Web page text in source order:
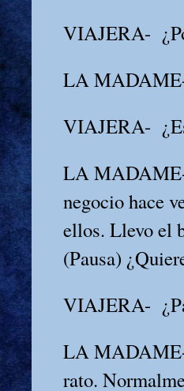
VIAJERA-
LA
VIAJERA-
LA
negocio hace
ellos. Llevo el
(Pausa)
VIAJERA-
LA
rato.